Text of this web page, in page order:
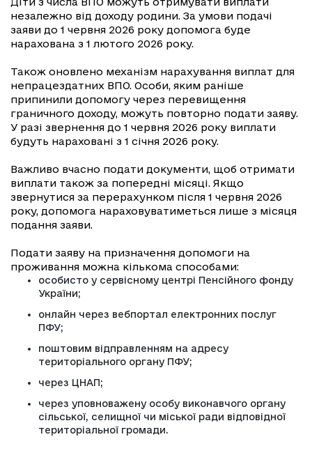
незалежно від доходу родини. За умови подачі
заяви до 1 червня 2026 року допомога буде
нарахована з 1 лютого 2026 року.
Також оновлено механізм нарахування виплат для
непрацездатних ВПО. Особи, яким раніше
припинили допомогу через перевищення
граничного доходу, можуть повторно подати заяву.
У разі звернення до 1 червня 2026 року виплати
будуть нараховані з 1 січня 2026 року.
Важливо вчасно подати документи, щоб отримати
виплати також за попередні місяці. Якщо
звернутися за перерахунком після 1 червня 2026
року, допомога нараховуватиметься лише з місяця
подання заяви.
Подати заяву на призначення допомоги на
проживання можна кількома способами:
особисто у сервісному центрі Пенсійного фонду
України;
онлайн через вебпортал електронних послуг
ПФУ;
поштовим відправленням на адресу
територіального органу ПФУ;
через ЦНАП;
через уповноважену особу виконавчого органу
сільської, селищної чи міської ради відповідної
територіальної громади.